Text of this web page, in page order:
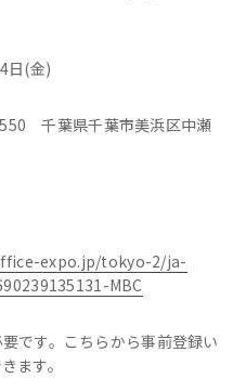
日(金)
千葉県千葉市美浜区中瀬
expo.jp/tokyo-2/ja-
MBC
です。こちらから事前登録い
ます。